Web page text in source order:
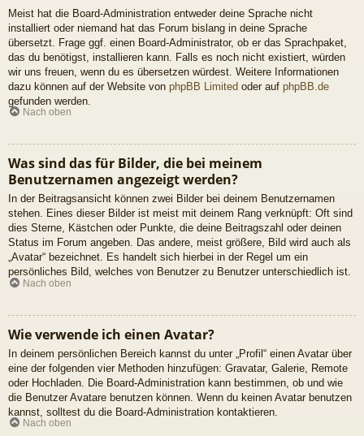
Meist hat die Board-Administration entweder deine Sprache nicht
installiert oder niemand hat das Forum bislang in deine Sprache
übersetzt. Frage ggf. einen Board-Administrator, ob er das Sprachpaket,
das du benötigst, installieren kann. Falls es noch nicht existiert, würden
wir uns freuen, wenn du es übersetzen würdest. Weitere Informationen
dazu können auf der Website von phpBB Limited oder auf phpBB.de
gefunden werden.
Nach oben
Was sind das für Bilder, die bei meinem
Benutzernamen angezeigt werden?
In der Beitragsansicht können zwei Bilder bei deinem Benutzernamen
stehen. Eines dieser Bilder ist meist mit deinem Rang verknüpft: Oft sind
dies Sterne, Kästchen oder Punkte, die deine Beitragszahl oder deinen
Status im Forum angeben. Das andere, meist größere, Bild wird auch als
„Avatar“ bezeichnet. Es handelt sich hierbei in der Regel um ein
persönliches Bild, welches von Benutzer zu Benutzer unterschiedlich ist.
Nach oben
Wie verwende ich einen Avatar?
In deinem persönlichen Bereich kannst du unter „Profil“ einen Avatar über
eine der folgenden vier Methoden hinzufügen: Gravatar, Galerie, Remote
oder Hochladen. Die Board-Administration kann bestimmen, ob und wie
die Benutzer Avatare benutzen können. Wenn du keinen Avatar benutzen
kannst, solltest du die Board-Administration kontaktieren.
Nach oben